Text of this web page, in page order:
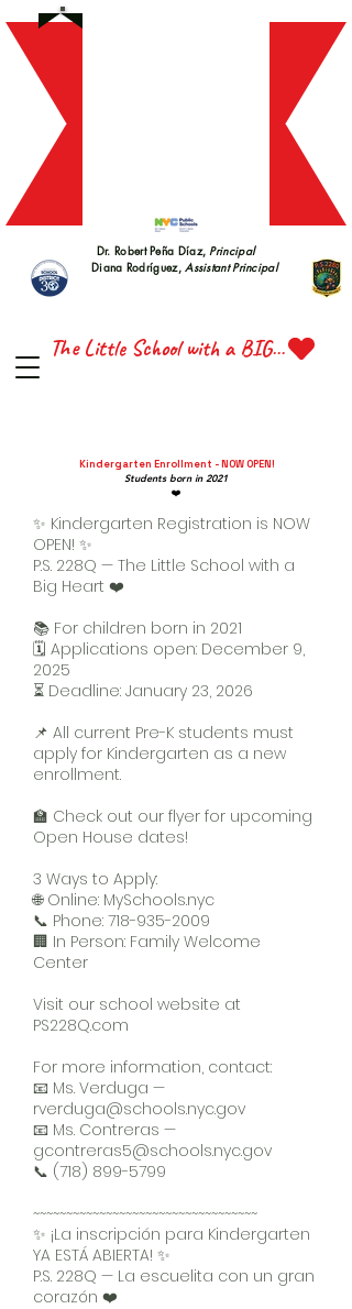
Dr. Robert Peña Díaz,Principal
Diana Rodríguez,Assistant Principal
The Little School with a BIG Heart
Kindergarten Enrollment - NOW OPEN!
Students born in 2021
❤️
✨ Kindergarten Registration is NOW
OPEN! ✨
P.S. 228Q — The Little School with a
Big Heart ❤️
📚 For children born in 2021
🗓️ Applications open: December 9,
2025
⏳ Deadline: January 23, 2026
📌 All current Pre-K students must
apply for Kindergarten as a new
enrollment.
🏫 Check out our flyer for upcoming
Open House dates!
3 Ways to Apply:
🌐 Online: MySchools.nyc
📞 Phone: 718-935-2009
🏢 In Person: Family Welcome
Center
Visit our school website at
PS228Q.com
For more information, contact:
📧 Ms. Verduga —
rverduga@schools.nyc.gov
📧 Ms. Contreras —
gcontreras5@schools.nyc.gov
📞 (718) 899-5799
~~~~~~~~~~~~~~~~~~~~~~~~~~~~~~~~~~
✨ ¡La inscripción para Kindergarten
YA ESTÁ ABIERTA! ✨
P.S. 228Q — La escuelita con un gran
corazón ❤️